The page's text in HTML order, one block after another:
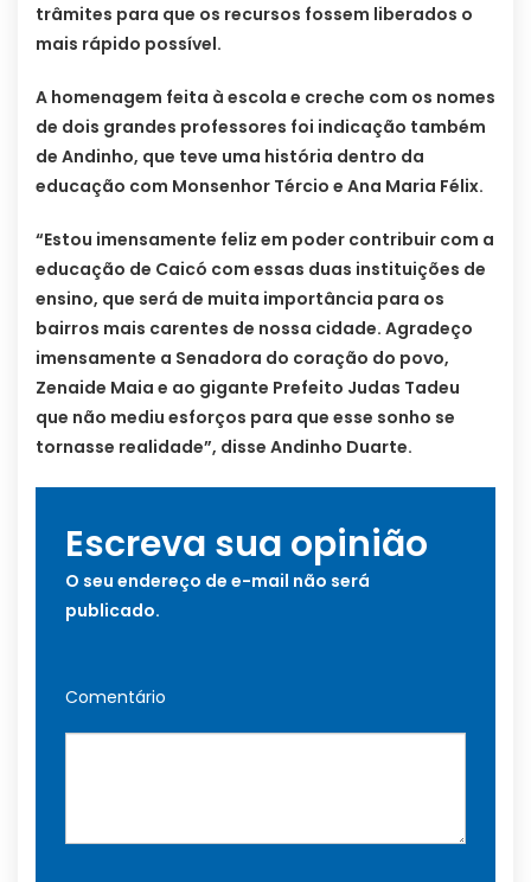
trâmites para que os recursos fossem liberados o
mais rápido possível.
A homenagem feita à escola e creche com os nomes
de dois grandes professores foi indicação também
de Andinho, que teve uma história dentro da
educação com Monsenhor Tércio e Ana Maria Félix.
“Estou imensamente feliz em poder contribuir com a
educação de Caicó com essas duas instituições de
ensino, que será de muita importância para os
bairros mais carentes de nossa cidade. Agradeço
imensamente a Senadora do coração do povo,
Zenaide Maia e ao gigante Prefeito Judas Tadeu
que não mediu esforços para que esse sonho se
tornasse realidade”, disse Andinho Duarte.
Escreva sua opinião
O seu endereço de e-mail não será
publicado.
Comentário